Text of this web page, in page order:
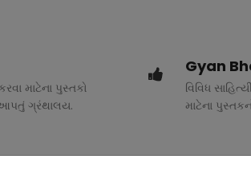
કરવા માટેના પુસ્તકો
આપતું ગ્રંથાલય.
Gyan
વિવિધ
માટેના